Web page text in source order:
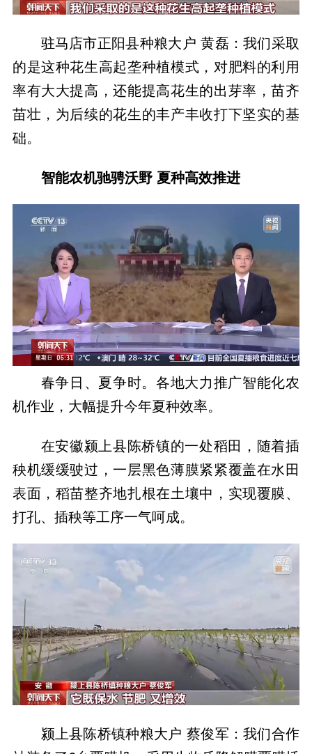
驻马店市正阳县种粮大户 黄磊：我们采取
的是这种花生高起垄种植模式，对肥料的利用
率有大大提高，还能提高花生的出芽率，苗齐
苗壮，为后续的花生的丰产丰收打下坚实的基
础。
智能农机驰骋沃野 夏种高效推进
春争日、夏争时。各地大力推广智能化农
机作业，大幅提升今年夏种效率。
在安徽颍上县陈桥镇的一处稻田，随着插
秧机缓缓驶过，一层黑色薄膜紧紧覆盖在水田
表面，稻苗整齐地扎根在土壤中，实现覆膜、
打孔、插秧等工序一气呵成。
颍上县陈桥镇种粮大户 蔡俊军：我们合作